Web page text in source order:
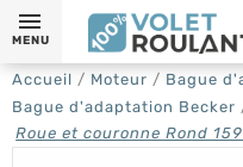
MENU
Accueil Moteur
Bague
Bague d'adaptation Becker
Roue et couronne Rond